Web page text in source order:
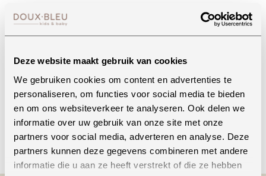
Deze website maakt gebruik van cookies
We gebruiken cookies om content en advertenties te
personaliseren, om functies voor social media te bieden
en om ons websiteverkeer te analyseren. Ook delen we
informatie over uw gebruik van onze site met onze
partners voor social media, adverteren en analyse. Deze
partners kunnen deze gegevens combineren met andere
informatie die u aan ze heeft verstrekt of die ze hebben
Onze winkel in Uden
Bekijk openingstijden
Bellen